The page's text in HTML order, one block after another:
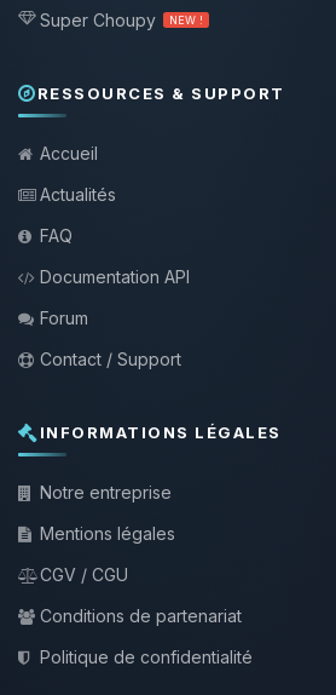
Super Choupy NEW !
RESSOURCES & SUPPORT
Accueil
Actualités
FAQ
Documentation API
Forum
Contact / Support
INFORMATIONS LÉGALES
Notre entreprise
Mentions légales
CGV / CGU
Conditions de partenariat
Politique de confidentialité